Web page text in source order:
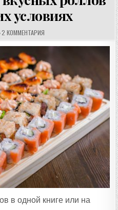
условиях
В
2 КОММЕНТАРИЯ
в одной книге или на